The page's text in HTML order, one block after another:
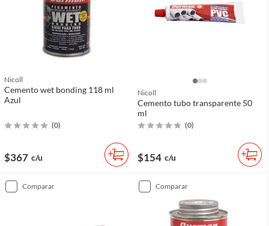
Nicoll
Cemento wet bonding 118 ml
Azul
(0)
$367 c/u
Nicoll
Cemento tubo transparente 50
ml
(0)
$154 c/u
comparar comparar